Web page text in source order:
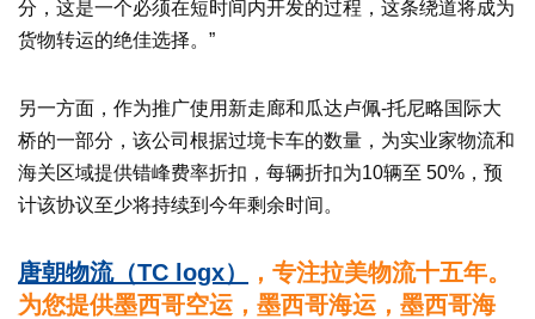
分，这是一个必须在短时间内开发的过程，这条绕道将成为
货物转运的绝佳选择。”
另一方面，作为推广使用新走廊和瓜达卢佩-托尼略国际大
桥的一部分，该公司根据过境卡车的数量，为实业家物流和
海关区域提供错峰费率折扣，每辆折扣为10辆至 50%，预
计该协议至少将持续到今年剩余时间。
唐朝物流（TC logx）
，专注拉美物流十五年。
为您提供墨西哥空运，墨西哥海运，墨西哥海